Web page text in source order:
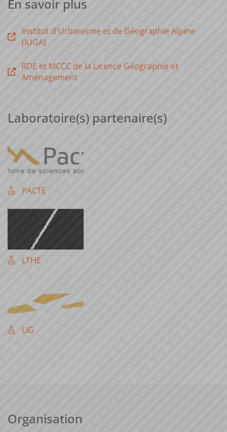
En savoir plus
Institut d'Urbanisme et de Géographie Alpine
(IUGA)
RDE et MCCC de la Licence Géographie et
Aménagement
Laboratoire(s) partenaire(s)
PACTE
LTHE
LIG
Organisation